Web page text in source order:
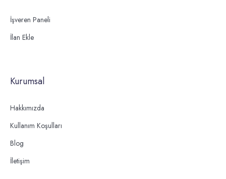
İşveren Paneli
İlan Ekle
Kurumsal
Hakkımızda
Kullanım Koşulları
Blog
İletişim